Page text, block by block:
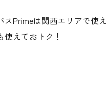
スPrimeは関西エリアで使
使えておトク！